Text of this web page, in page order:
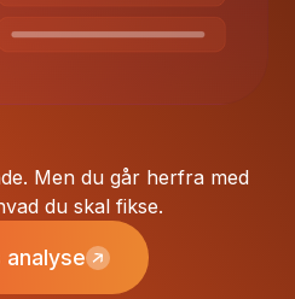
Men du går herfra med
du skal fikse.
analyse